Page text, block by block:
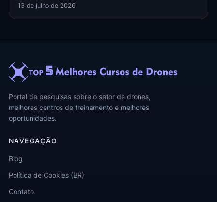
13 de julho de 2026
Portal de pesquisas sobre o setor de drones,
melhores centros de treinamento e melhores
oportunidades.
NAVEGAÇÃO
Blog
Política de Cookies (BR)
Contato